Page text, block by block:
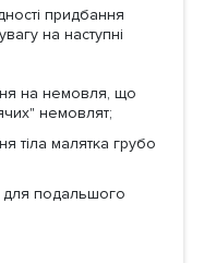
придбання
на наступні
на немовля, що
немовлят;
тіла малятка грубо
для подальшого